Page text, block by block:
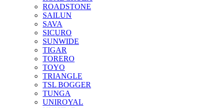
ROADSTONE
SAILUN
SAVA
SICURO
SUNWIDE
TIGAR
TORERO
TOYO
TRIANGLE
TSL BOGGER
TUNGA
UNIROYAL